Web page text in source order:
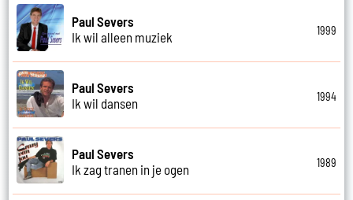
Paul Severs
Ik wil alleen muziek
1999
Paul Severs
Ik wil dansen
1994
Paul Severs
Ik zag tranen in je ogen
1989